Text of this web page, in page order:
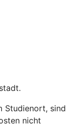
Studienort, sind
nicht